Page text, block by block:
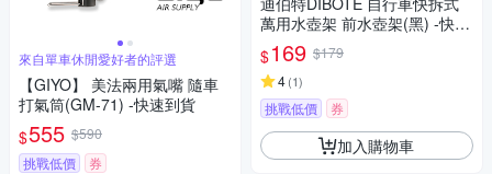
來自單車休閒愛好者的評選
【GIYO】 美法兩用氣嘴 隨車
打氣筒(GM-71) -快速到貨
$555 $590
挑戰低價
券
萬用水壺架 前水壺架(黑) -快速
到貨
$169 $179
4(1)
挑戰低價 券
加入購物車